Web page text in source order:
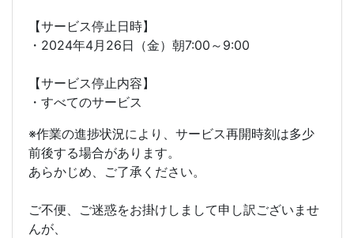
【サービス停止日時】
・2024年4月26日（金）朝7:00～9:00
【サービス停止内容】
・すべてのサービス
※作業の進捗状況により、サービス再開時刻は多少
前後する場合があります。
あらかじめ、ご了承ください。
ご不便、ご迷惑をお掛けしまして申し訳ございませ
んが、